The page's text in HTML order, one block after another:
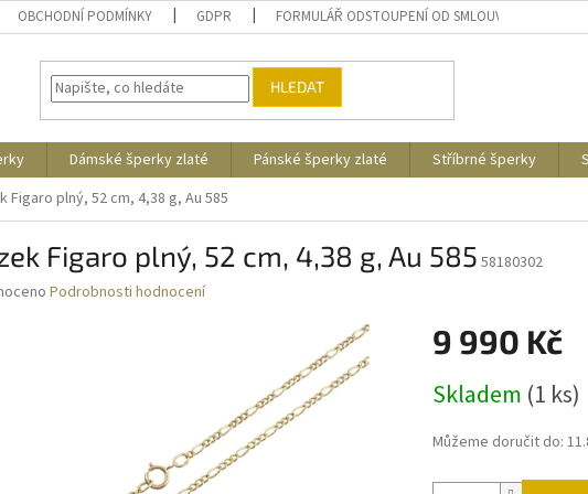
OBCHODNÍ PODMÍNKY GDPR FORMULÁŘ ODSTOUPENÍ OD SMLOUVY
HLEDAT
Dámské šperky zlaté Pánské šperky zlaté Stříbrné šperky
Figaro plný, 52 cm, 4,38 g, Au 585
Figaro plný, 52 cm, 4,38 g, Au 58558180302
Podrobnosti hodnocení
9 990 Kč
cena:
Skladem (1 ks)
Můžeme doručit do: